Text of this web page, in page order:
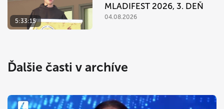
5:33:15
MLADIFEST 2026, 3. DEŇ
04.08.2026
Ďalšie časti v archíve